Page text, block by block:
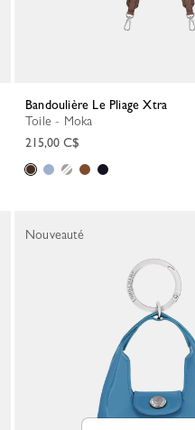
Bandoulière Le Pliage Xtra
Toile - Moka
215,00 C$
Nouveauté